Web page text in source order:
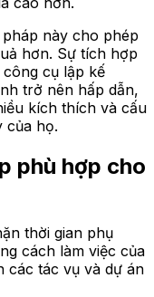
này cho phép
hơn. Sự tích hợp
cụ lập kế
trở nên hấp dẫn,
kích thích và cấu
của họ.
phù hợp cho
thời gian phụ
cách làm việc của
các tác vụ và dự án